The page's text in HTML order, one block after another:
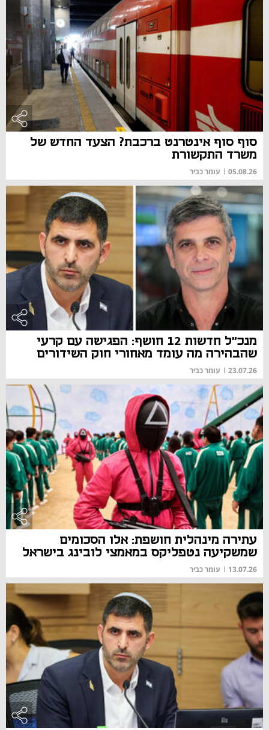
סוף סוף אינטרנט ברכבת? הצעד החדש של
משרד התקשורת
05.08.26
| עומר כביר
מנכ"ל חדשות 12 חושף: הפגישה עם קרעי
שהבהירה מה עומד מאחורי חוק השידורים
23.07.26
| עומר כביר
עתירה מינהלית חושפת: אלו הסכומים
שמשקיעה נטפליקס במאמצי לובינג בישראל
13.07.26
| עומר כביר